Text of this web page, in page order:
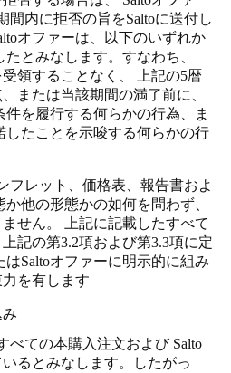
間内に拒否の旨をSaltoに送付し
オファーは、以下のいずれか
とみなします。すなわち、
領することなく、 上記の5暦
または当該期間の満了前に、
件を履行する何らかの行為、ま
したことを示唆する何らかの行
フレット、価格表、報告書およ
他の形態かの如何を問わず、
せん。 上記に記載したすべて
記の第3.2項および第3.3項に定
Saltoオファーに明示的に組み
を有します
べての本購入注文および Salto
るとみなします。したがっ